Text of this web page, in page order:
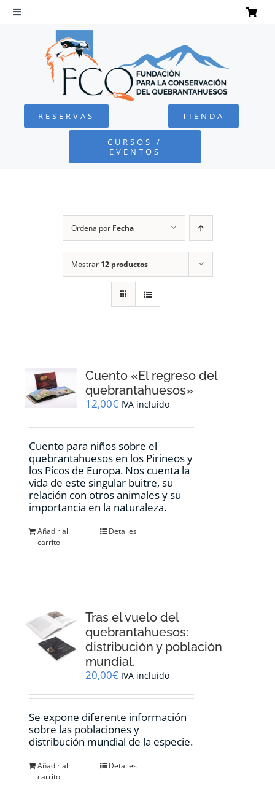
Saltar
Toggle
Navigation
QUEBRANTAHUESOS
FUNDACIÓN
CONTACTO
RESERVAS TIENDA
CURSOS /
EVENTOS
Ordena por Fecha
Mostrar 12 productos
Cuento «El regreso del
quebrantahuesos»
12,00€ IVA incluido
Cuento para niños sobre el
quebrantahuesos en los Pirineos y
los Picos de Europa. Nos cuenta la
vida de este singular buitre, su
relación con otros animales y su
importancia en la naturaleza.
Añadir al
carrito
Detalles
Tras el vuelo del
quebrantahuesos:
distribución y población
mundial.
20,00€ IVA incluido
Se expone diferente información
sobre las poblaciones y
distribución mundial de la especie.
Añadir al
carrito
Detalles